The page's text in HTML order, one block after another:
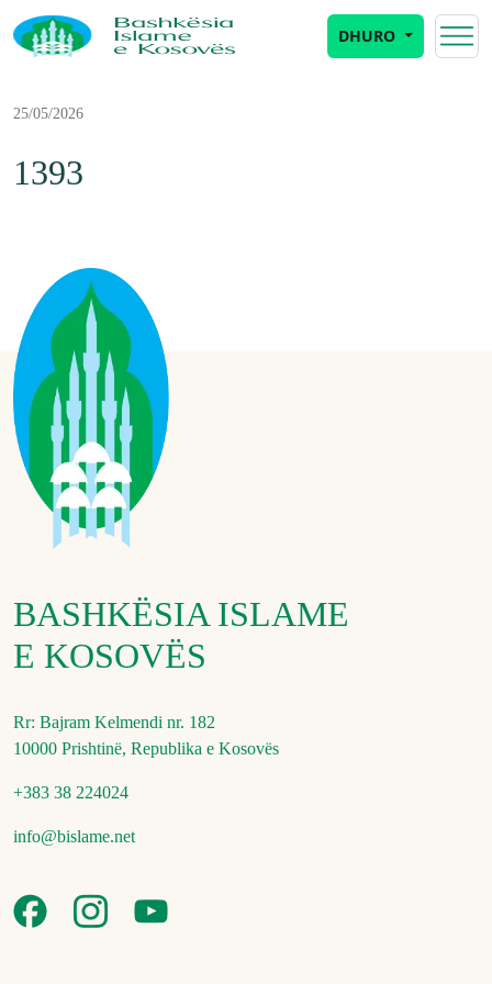
DHURO
25/05/2026
1393
BASHKËSIA ISLAME
E KOSOVËS
Rr: Bajram Kelmendi nr. 182
10000 Prishtinë, Republika e Kosovës
+383 38 224024
info@bislame.net